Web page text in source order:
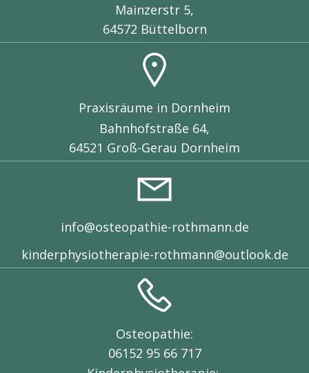
Mainzerstr 5,
64572 Büttelborn
Praxisräume in Dornheim
Bahnhofstraße 64,
64521 Groß-Gerau Dornheim
info@osteopathie-rothmann.de
kinderphysiotherapie-rothmann@outlook.de
Osteopathie:
06152 95 66 717